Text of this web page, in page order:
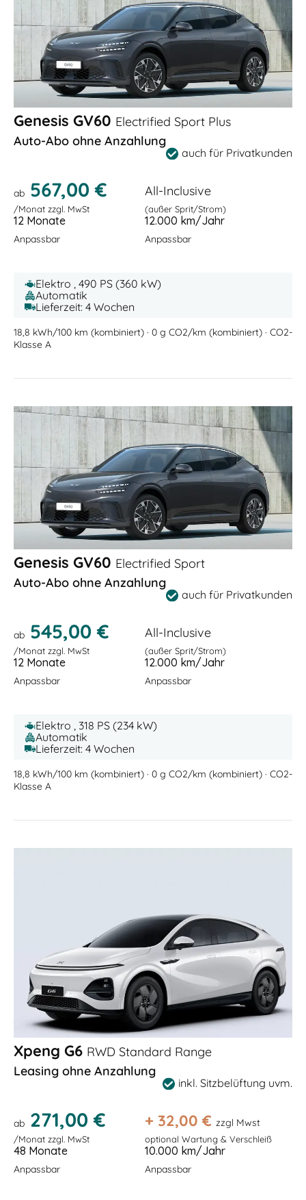
Genesis GV60 Electrified Sport Plus
Auto-Abo ohne Anzahlung
auch für Privatkunden
ab 567,00 €
/Monat zzgl. MwSt
All-Inclusive
(außer Sprit/Strom)
12 Monate
Anpassbar
12.000 km/Jahr
Anpassbar
Elektro , 490 PS (360 kW)
Automatik
Lieferzeit: 4 Wochen
18,8 kWh/100 km (kombiniert) · 0 g CO2/km (kombiniert) · CO2-
Klasse A
Genesis GV60 Electrified Sport
Auto-Abo ohne Anzahlung
auch für Privatkunden
ab 545,00 €
/Monat zzgl. MwSt
All-Inclusive
(außer Sprit/Strom)
12 Monate
Anpassbar
12.000 km/Jahr
Anpassbar
Elektro , 318 PS (234 kW)
Automatik
Lieferzeit: 4 Wochen
18,8 kWh/100 km (kombiniert) · 0 g CO2/km (kombiniert) · CO2-
Klasse A
Xpeng G6 RWD Standard Range
Leasing ohne Anzahlung
inkl. Sitzbelüftung uvm.
ab 271,00 €
/Monat zzgl. MwSt
+ 32,00 € zzgl Mwst
optional Wartung & Verschleiß
48 Monate
Anpassbar
10.000 km/Jahr
Anpassbar